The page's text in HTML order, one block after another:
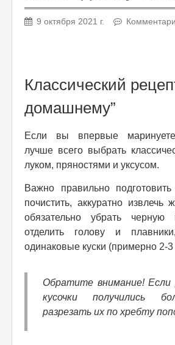
9 октября 2021 г.
Классический
домашнему”
Если вы впервые маринуете
лучше всего выбрать
луком, пряностями и уксусом.
Важно правильно
почистить, аккуратно извлечь
обязательно убрать черную
отделить голову и
одинаковые куски (примерно 2-
Обратите внимание! Если
кусочки получились
разрезать их по хребту